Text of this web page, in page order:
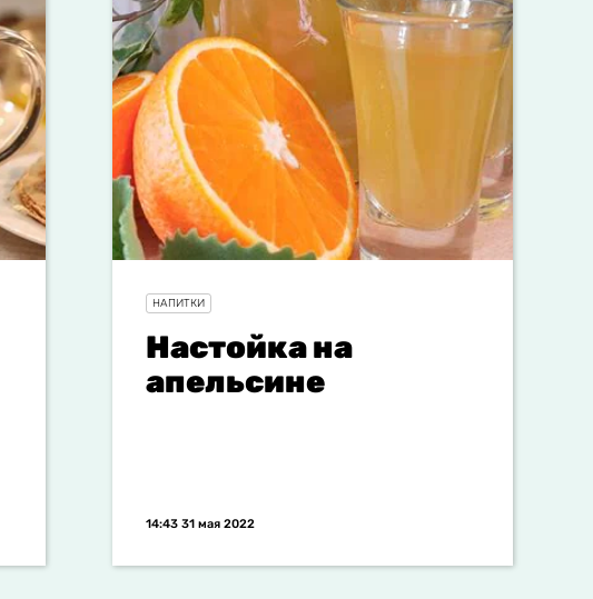
НАПИТКИ
Настойка на
апельсине
14:43 31 мая 2022